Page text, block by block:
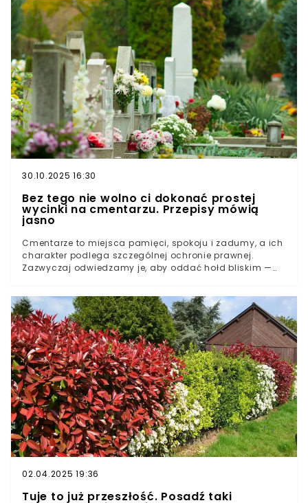
się nie tylko koniecznością przycięcia roślin, ale nawet
ich usunięcia. Przepisy prawa cywilnego oraz regulacje
dotyczące ogrodzeń dają sąsiadom konkretne
narzędzia do reagowania, gdy roślinność zaczyna
utrudniać korzystanie z nieruchomości.Kiedy sąsiad
może żądać przycięcia drzew i krzewów przy granicy
działki?Czy wolno samodzielnie obciąć gałęzie lub
korzenie przechodzące na swoją posesję?W jakich
sytuacjach spór o tuje lub żywopłot może skończyć się
w sądzie?
30.10.2025 16:30
Bez tego nie wolno ci dokonać prostej
wycinki na cmentarzu. Przepisy mówią
jasno
Cmentarze to miejsca pamięci, spokoju i zadumy, a ich
charakter podlega szczególnej ochronie prawnej.
Zazwyczaj odwiedzamy je, aby oddać hołd bliskim —
są sadzone przy grobach, z czasem mogą stanowić
zagrożenie dla nagrobków, a nawet bezpieczeństwa
odwiedzających. Wycinka drzew i krzewów na
cmentarzu nie jest jednak decyzją, którą można podjąć
samodzielnie i w dowolny sposób.
02.04.2025 19:36
Tuje to już przeszłość. Posadź taki